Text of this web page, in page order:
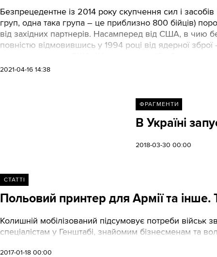
Безпрецедентне із 2014 року скупчення сил і
груп, одна така група – це приблизно 800 бійців)
від західних партнерів. Насамперед від США, в чию
повністю відмовившись у 1994 році від ядерної
2021-04-16 14:38
ФРАГМЕНТИ
В Україні
2018-03-30 00:00
СТАТТІ
Польовий принтер для Армії та інше.
Колишній мобілізований підсумовує потреби військ
спеціалістам у Генштабі, знайомим бізнесменам та
2017-01-18 00:00